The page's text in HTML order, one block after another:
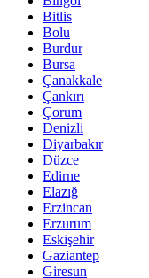
Bitlis
Bolu
Burdur
Bursa
Çanakkale
Çankırı
Çorum
Denizli
Diyarbakır
Düzce
Edirne
Elazığ
Erzincan
Erzurum
Eskişehir
Gaziantep
Giresun